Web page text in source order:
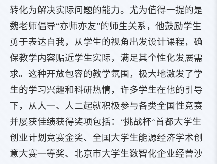
转化为解决实际问题的能力。尤为值得一提的是
魏老师倡导“亦师亦友”的师生关系，他鼓励学生
勇于表达自我，从学生的视角出发设计课程，确
保教学内容贴近学生实际，满足其个性化发展需
求。这种开放包容的教学氛围，极大地激发了学
生的学习兴趣和科研热情，许多学生在他的引导
下，从大一、大二起就积极参与各类全国性竞赛
并屡获佳绩获得奖项包括：“挑战杯”首都大学生
创业计划竞赛金奖、全国大学生能源经济学术创
意大赛一等奖、北京市大学生数智化企业经营沙